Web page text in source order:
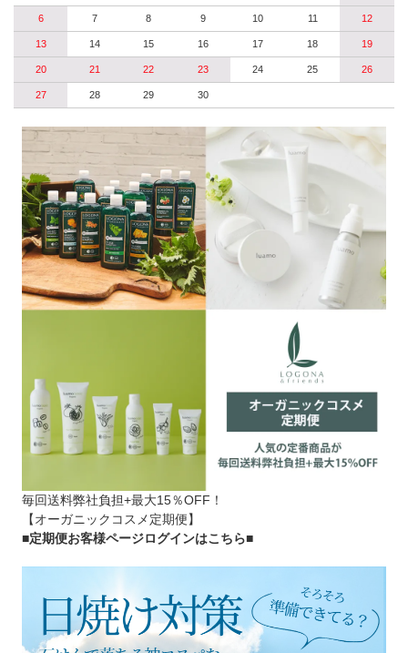
6 7 8 9 10 11 12
13 14 15 16 17 18 19
20 21 22 23 24 25 26
27 28 29 30
毎回送料弊社負担+最大15％OFF！
【オーガニックコスメ定期便】
■定期便お客様ページログインはこちら■